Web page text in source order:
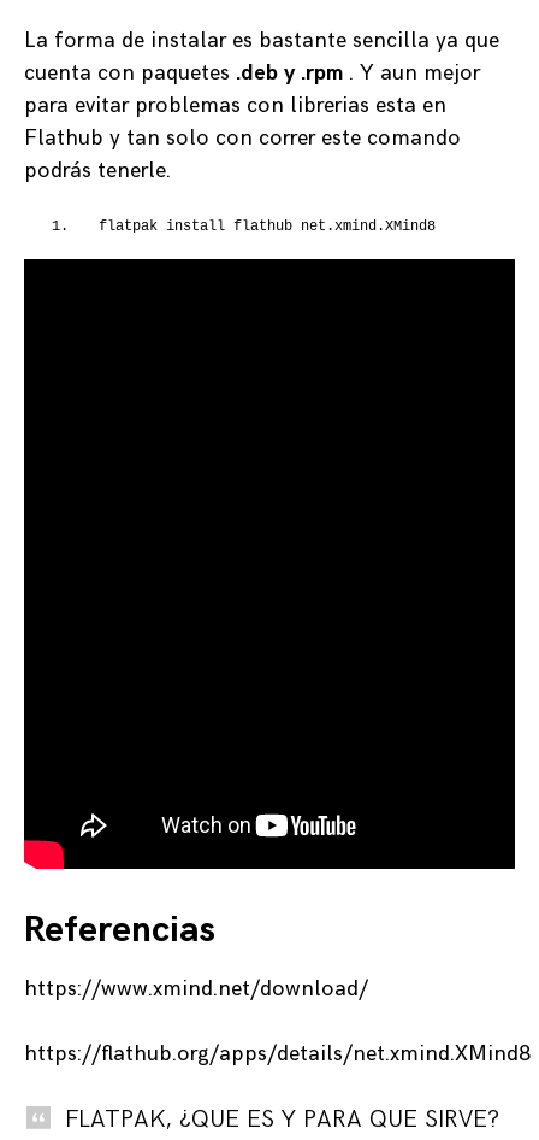
La forma de instalar es bastante sencilla ya que
cuenta con paquetes .deb y .rpm . Y aun mejor
para evitar problemas con librerias esta en
Flathub y tan solo con correr este comando
podrás tenerle.
flatpak install flathub net.xmind.XMind8
Referencias
https://www.xmind.net/download/
https://flathub.org/apps/details/net.xmind.XMind8
FLATPAK, ¿QUE ES Y PARA QUE SIRVE?